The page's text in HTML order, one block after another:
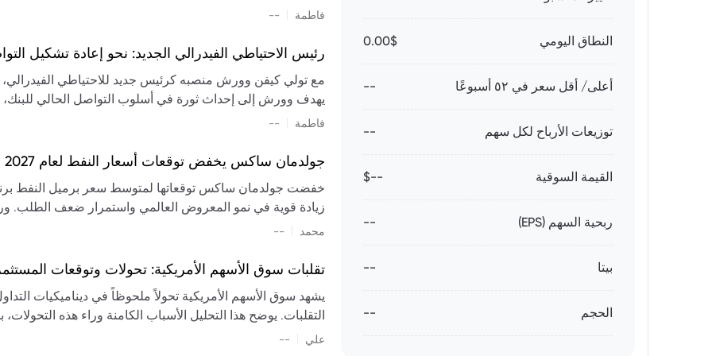
النطاق اليومي 0.00$
أعلى/ أقل سعر في ٥٢ أسبوعًا --
توزيعات الأرباح لكل سهم --
القيمة السوقية --$
ربحية السهم (EPS) --
بيتا --
الحجم --
تشكيل تقييم الصناعة، مع توقعات بارتفاع مستمر في الأسعار
فاطمة --
رئيس الاحتياطي الفيدرالي الجديد: نحو إعادة تشكيل
مع تولي كيفن وورش منصبه كرئيس جديد للاحتياطي الفيدرالي،
يهدف وورش إلى إحداث ثورة في أسلوب التواصل الحالي للبنك،
السياسة ويمنح البنك المركزي دوراً مبالغاً فيه. يسعى إلى
فاطمة --
جولدمان ساكس يخفض توقعات أسعار النفط لعام 2027 وسط تغيرات في العرض والطلب
زيادة قوية في نمو المعروض العالمي واستمرار ضعف الطلب.
العالمية في الربع الثاني
سابقًا. من المتوقع عودة صادرات دول الخليج إلى طبيعتها
عدم اليقين الجيوسياسي يمكن أن يؤدي إلى تقلبات سعرية
استمرار الاضطرابات، وسيناريوهات لانخفاض الأسعار في
إضافي.
محمد --
تقلبات سوق الأسهم الأمريكية: تحولات وتوقعات
يشهد سوق الأسهم الأمريكية تحولاً ملحوظاً في ديناميكيات
التقلبات. يوضح هذا التحليل الأسباب الكامنة وراء هذه
علي --